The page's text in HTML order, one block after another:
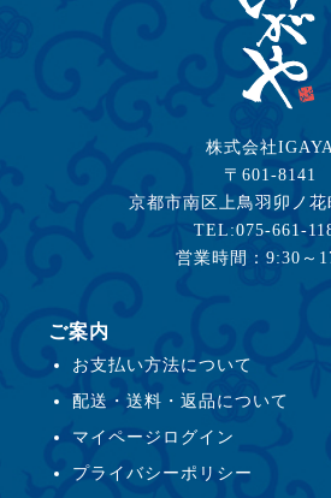
株式会社IGAYA
〒601-8141
京都市南区上鳥羽卯ノ花
TEL:075-661-
営業時間：9:30～
ご案内
お支払い方法について
配送・送料・返品について
マイページログイン
プライバシーポリシー